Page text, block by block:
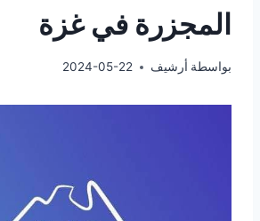
المجزرة في غزة
بواسطة أرشيف 2024-05-22